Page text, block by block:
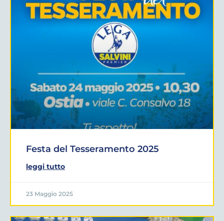
Festa del Tesseramento 2025
leggi tutto
23 Maggio 2025